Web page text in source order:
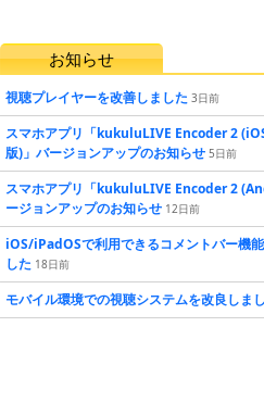
お知らせ
視聴プレイヤーを改善しました 3日前
スマホアプリ「kukuluLIVE Encoder 2
版)」バージョンアップのお知らせ 5日前
スマホアプリ「kukuluLIVE Encoder 2
ージョンアップのお知らせ 12日前
iOS/iPadOSで利用できるコメントバー機
した 18日前
モバイル環境での視聴システムを改良しま